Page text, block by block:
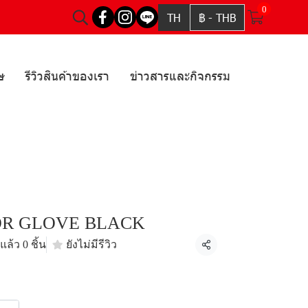
TH ฿ - THB
0
รีวิวสินค้าของเรา ข่าวสารและกิจกรรม
GLOVE BLACK
ล้ว 0 ชิ้น ยังไม่มีรีวิว แชร์